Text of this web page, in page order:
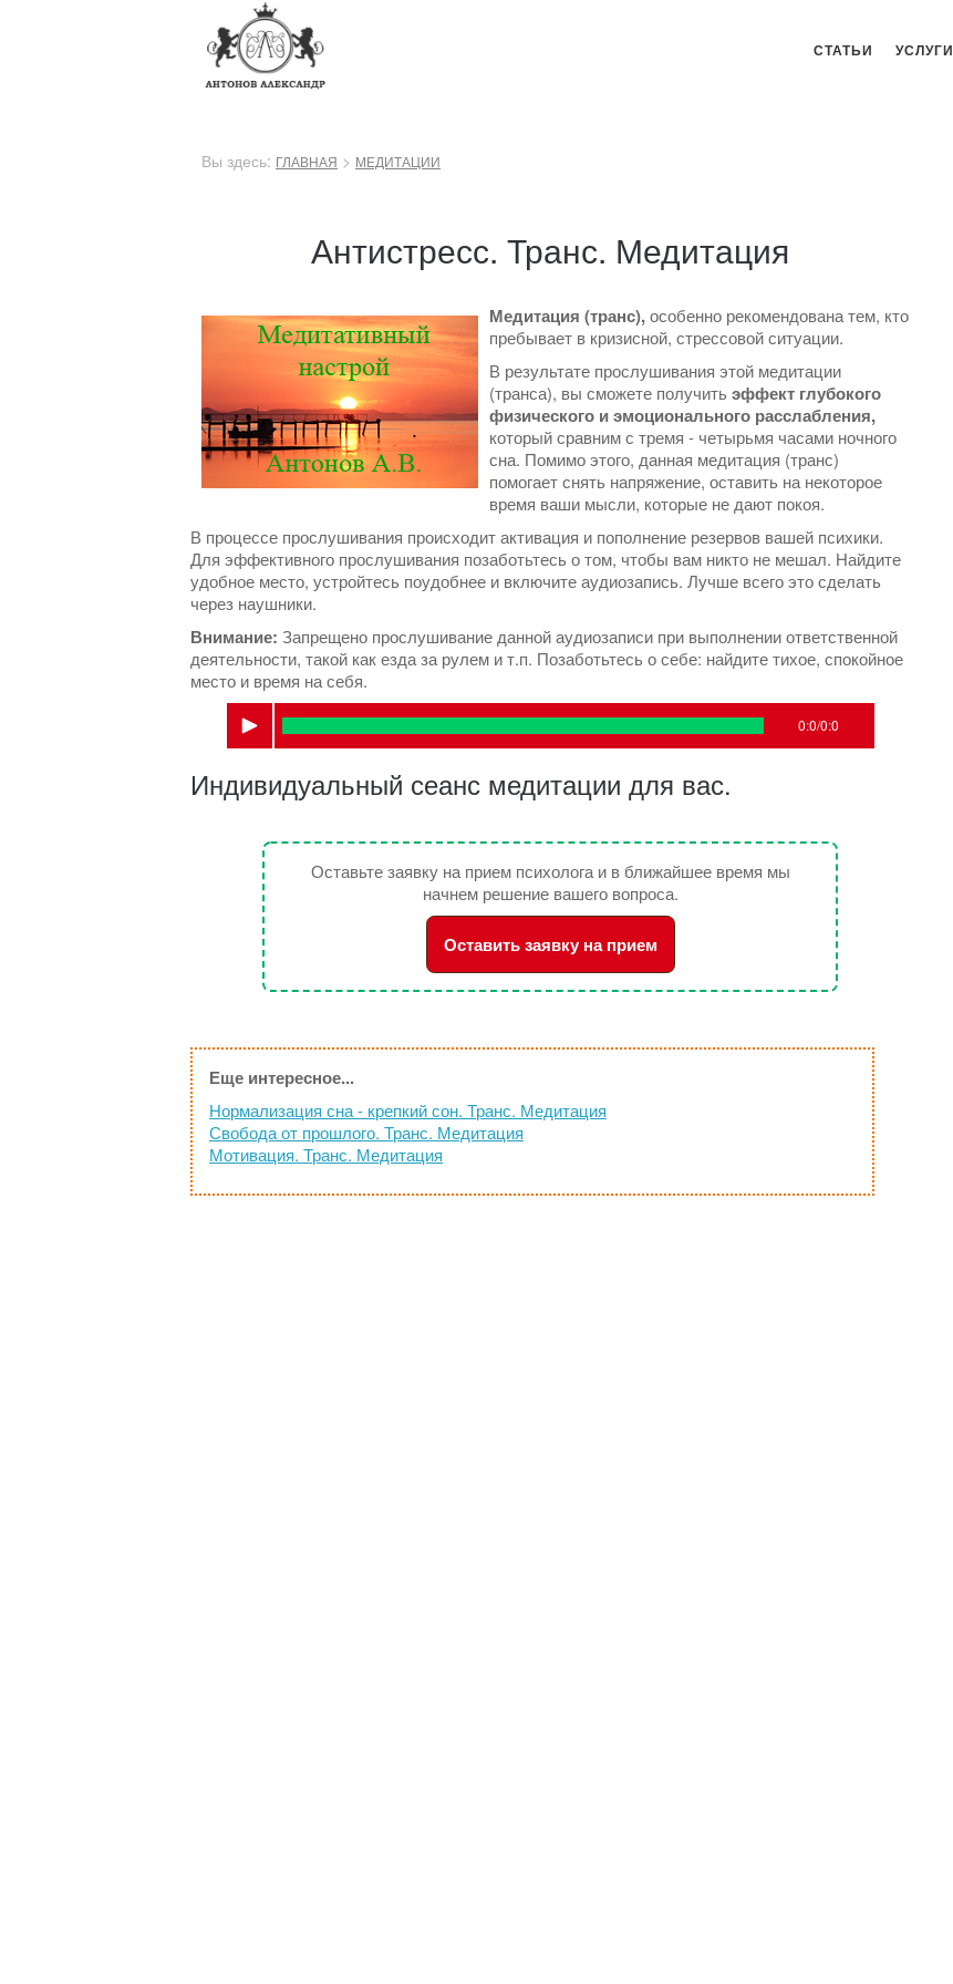
СТАТЬИ УСЛУГИ
Вы здесь: ГЛАВНАЯ > МЕДИТАЦИИ
Антистресс. Транс. Медитация
Медитация (транс),особенно рекомендована тем, кто
пребывает в кризисной, стрессовой ситуации.
В результате прослушивания этой медитации
(транса), вы сможете получитьэффект глубокого
физического и эмоционального расслабления,
который сравним с тремя - четырьмя часами ночного
сна. Помимо этого, данная медитация (транс)
помогает снять напряжение, оставить на некоторое
время ваши мысли, которые не дают покоя.
В процессе прослушивания происходит активация и пополнение резервов вашей психики.
Для эффективного прослушивания позаботьтесь о том, чтобы вам никто не мешал. Найдите
удобное место, устройтесь поудобнее и включите аудиозапись. Лучше всего это сделать
через наушники.
Внимание: Запрещено прослушивание данной аудиозаписи при выполнении ответственной
деятельности, такой как езда за рулем и т.п. Позаботьтесь о себе: найдите тихое, спокойное
место и время на себя.
0:0/0:0
Индивидуальный сеанс медитации для вас.
Оставьте заявку на прием психолога и в ближайшее время мы
начнем решение вашего вопроса.
Оставить заявку на прием
Еще интересное...
Нормализация сна - крепкий сон. Транс. Медитация
Свобода от прошлого. Транс. Медитация
Мотивация. Транс. Медитация